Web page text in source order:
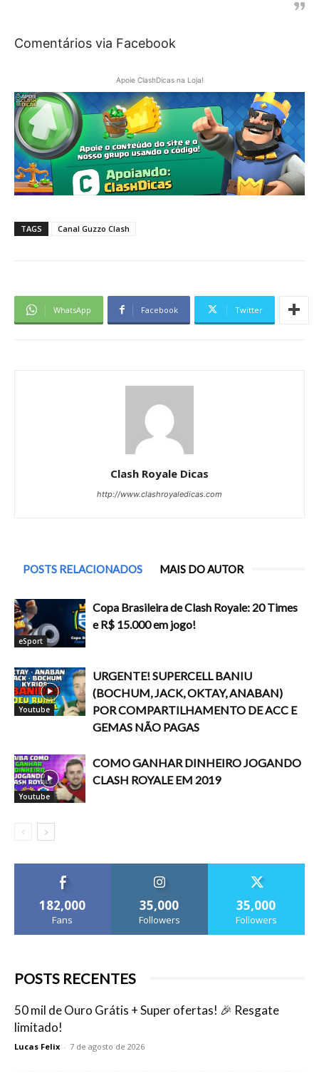
Comentários via Facebook
Apoie ClashDicas na Loja!
TAGS Canal Guzzo Clash
WhatsApp Facebook Twitter
Clash Royale Dicas
http://www.clashroyaledicas.com
POSTS RELACIONADOS MAIS DO AUTOR
eSport
Copa Brasileira de Clash Royale: 20 Times
e R$ 15.000 em jogo!
Youtube
URGENTE! SUPERCELL BANIU
(BOCHUM, JACK, OKTAY, ANABAN)
POR COMPARTILHAMENTO DE ACC E
GEMAS NÃO PAGAS
Youtube
COMO GANHAR DINHEIRO JOGANDO
CLASH ROYALE EM 2019
182,000
Fans
35,000
Followers
35,000
Followers
POSTS RECENTES
50 mil de Ouro Grátis + Super ofertas! 🎉 Resgate
limitado!
Lucas Felix - 7 de agosto de 2026